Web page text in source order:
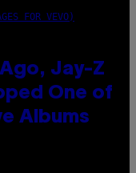
FOR VEVO)
Ago, Jay-Z
One of
Albums